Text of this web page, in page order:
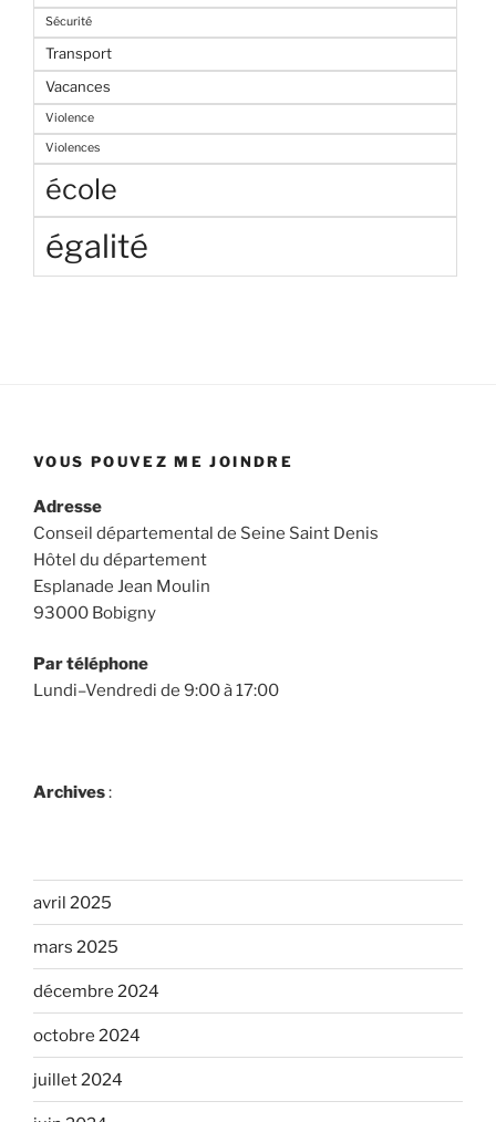
Sécurité
Transport
Vacances
Violence
Violences
école
égalité
VOUS POUVEZ ME JOINDRE
Adresse
Conseil départemental de Seine Saint Denis
Hôtel du département
Esplanade Jean Moulin
93000 Bobigny
Par téléphone
Lundi–Vendredi de 9:00 à 17:00
Archives:
avril 2025
mars 2025
décembre 2024
octobre 2024
juillet 2024